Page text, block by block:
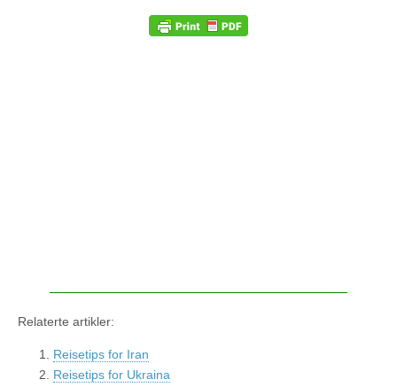
Relaterte artikler:
Reisetips for Iran
Reisetips for Ukraina